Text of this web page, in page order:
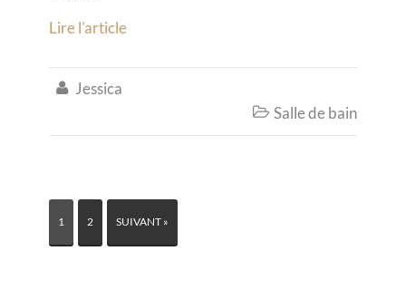
Lire l'article
 Jessica
 Salle de bain
1 2 SUIVANT »